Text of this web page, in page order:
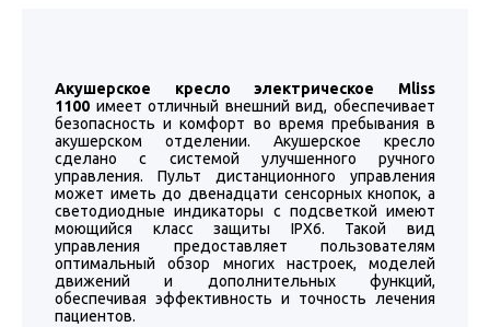
Акушерское кресло электрическое Mliss
1100 имеет отличный внешний вид, обеспечивает
безопасность и комфорт во время пребывания в
акушерском отделении. Акушерское кресло
сделано с системой улучшенного ручного
управления. Пульт дистанционного управления
может иметь до двенадцати сенсорных кнопок, а
светодиодные индикаторы с подсветкой имеют
моющийся класс защиты IPX6. Такой вид
управления предоставляет пользователям
оптимальный обзор многих настроек, моделей
движений и дополнительных функций,
обеспечивая эффективность и точность лечения
пациентов.